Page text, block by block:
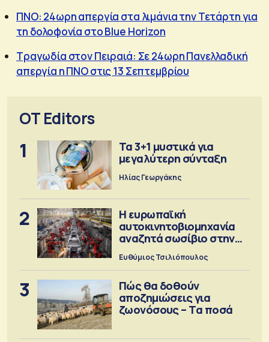
ΠΝΟ: 24ωρη απεργία στα λιμάνια την Τετάρτη για
τη δολοφονία στο Blue Horizon
Τραγωδία στον Πειραιά: Σε 24ωρη Πανελλαδική
απεργία η ΠΝΟ στις 13 Σεπτεμβρίου
OT Editors
1
Τα 3+1 μυστικά για
μεγαλύτερη σύνταξη
Ηλίας Γεωργάκης
2
Η ευρωπαϊκή
αυτοκινητοβιομηχανία
αναζητά σωσίβιο στην
Κίνα
Ευθύμιος Τσιλιόπουλος
3
Πώς θα δοθούν
αποζημιώσεις για
ζωονόσους – Τα ποσά